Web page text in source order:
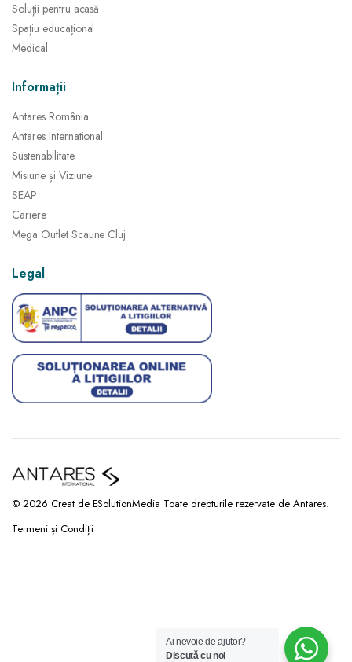
Soluții pentru acasă
Spațiu educațional
Medical
Informații
Antares România
Antares International
Sustenabilitate
Misiune și Viziune
SEAP
Cariere
Mega Outlet Scaune Cluj
Legal
© 2026 Creat de ESolutionMedia Toate drepturile rezervate de Antares.
Termeni și Condiții
Ai nevoie de ajutor?
Discută cu noi